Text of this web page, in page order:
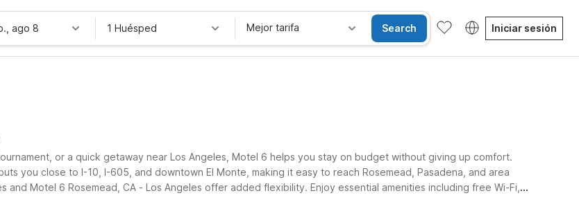
ago 8 1 Huésped Mejor tarifa Search Iniciar sesión
or a quick getaway near Los Angeles, Motel 6 helps you stay on budget without giving up comfort.
you close to I-10, I-605, and downtown El Monte, making it easy to reach Rosemead, Pasadena, and area
Motel 6 Rosemead, CA - Los Angeles offer added flexibility. Enjoy essential amenities including free Wi-Fi,
more.